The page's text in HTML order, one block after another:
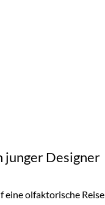
junger Designer
eine olfaktorische Reise